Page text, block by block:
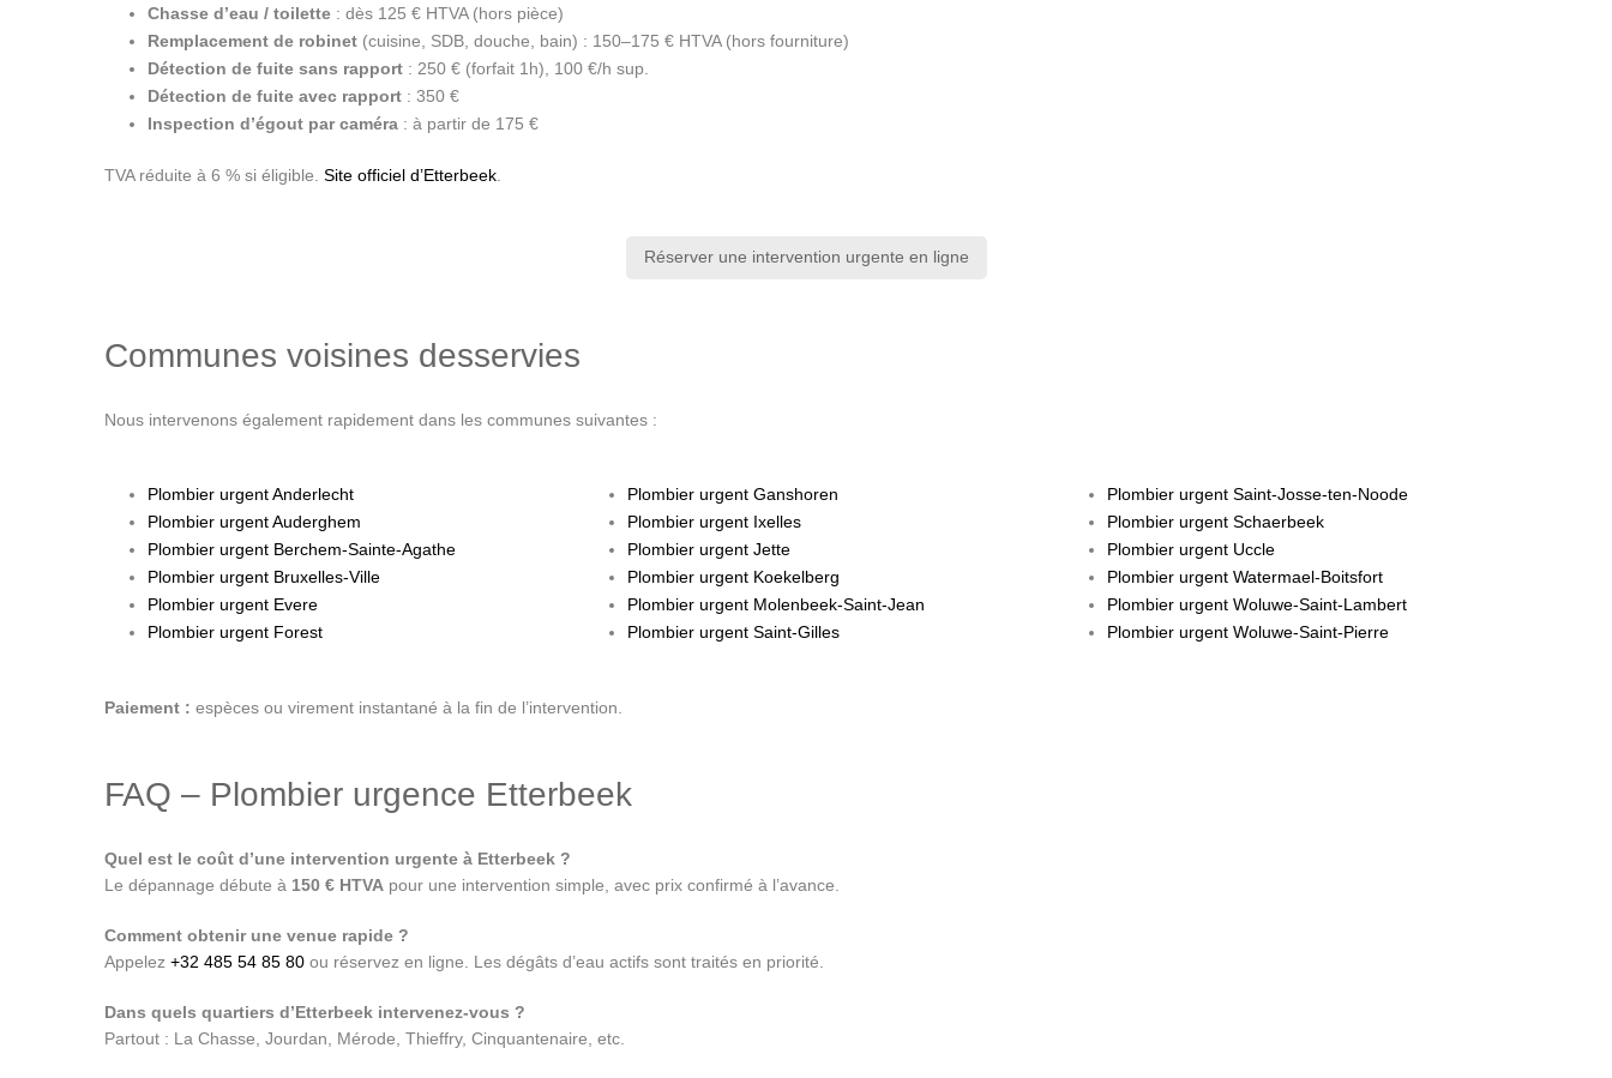
Chasse d’eau / toilette : dès 125 € HTVA (hors pièce)
Remplacement de robinet (cuisine, SDB, douche, bain) : 150–175 € HTVA (hors fourniture)
Détection de fuite sans rapport : 250 € (forfait 1h), 100 €/h sup.
Détection de fuite avec rapport : 350 €
Inspection d’égout par caméra : à partir de 175 €
TVA réduite à 6 % si éligible. Site officiel d’Etterbeek.
Réserver une intervention urgente en ligne
Communes voisines desservies
Nous intervenons également rapidement dans les communes suivantes :
Plombier urgent Anderlecht
Plombier urgent Auderghem
Plombier urgent Berchem-Sainte-Agathe
Plombier urgent Bruxelles-Ville
Plombier urgent Evere
Plombier urgent Forest
Plombier urgent Ganshoren
Plombier urgent Ixelles
Plombier urgent Jette
Plombier urgent Koekelberg
Plombier urgent Molenbeek-Saint-Jean
Plombier urgent Saint-Gilles
Plombier urgent Saint-Josse-ten-Noode
Plombier urgent Schaerbeek
Plombier urgent Uccle
Plombier urgent Watermael-Boitsfort
Plombier urgent Woluwe-Saint-Lambert
Plombier urgent Woluwe-Saint-Pierre
Paiement : espèces ou virement instantané à la fin de l’intervention.
FAQ – Plombier urgence Etterbeek
Quel est le coût d’une intervention urgente à Etterbeek ?
Le dépannage débute à 150 € HTVA pour une intervention simple, avec prix confirmé à l’avance.
Comment obtenir une venue rapide ?
Appelez +32 485 54 85 80 ou réservez en ligne. Les dégâts d’eau actifs sont traités en priorité.
Dans quels quartiers d’Etterbeek intervenez-vous ?
Partout : La Chasse, Jourdan, Mérode, Thieffry, Cinquantenaire, etc.